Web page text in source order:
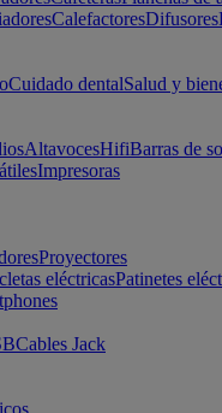
CalefactoresDifusores
Cuidado dentalSalud y
AltavocesHifiBarras de
Impresoras
Proyectores
eléctricasPatinetes
Cables Jack